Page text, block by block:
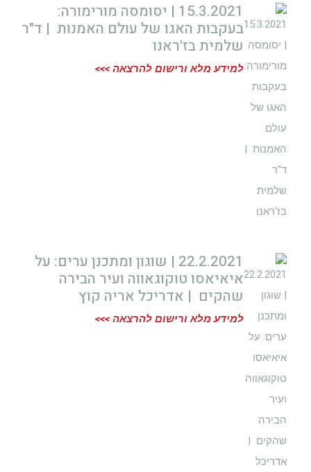
15.3.2021 | יסומסה מורימורה:
בעקבות האגו של עולם האמנות | ד"ר
שלמית בז'ראנו
למידע מלא ורישום להרצאה >>>
22.2.2021 | שוגון ומתכנן ערים: על
איאיאסו טוקוגאווה ועיר הבירה
שהקים | אדריכל אריה קוץ
למידע מלא ורישום להרצאה >>>